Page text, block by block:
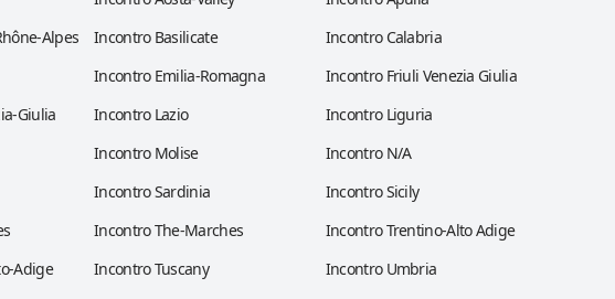
Alpes
Incontro Basilicate
Incontro Calabria
Incontro Emilia-Romagna
Incontro Friuli Venezia Giulia
Giulia
Incontro Lazio
Incontro Liguria
Incontro Molise
Incontro N/A
Incontro Sardinia
Incontro Sicily
Incontro The-Marches
Incontro Trentino-Alto Adige
Adige
Incontro Tuscany
Incontro Umbria